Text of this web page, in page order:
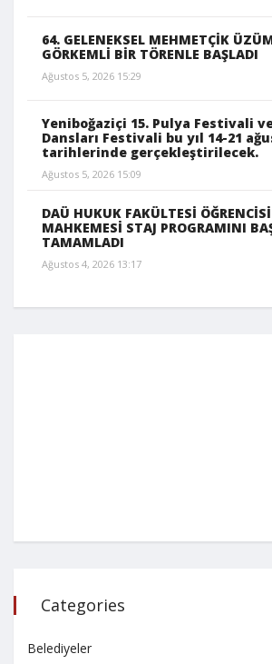
64. GELENEKSEL MEHMETÇİK
GÖRKEMLİ BİR TÖRENLE BAŞLADI
Ağustos 5, 2026 15:29
Yeniboğaziçi 15. Pulya Festivali
Dansları Festivali bu yıl 14-21
tarihlerinde gerçekleştirilecek.
Ağustos 5, 2026 15:09
DAÜ HUKUK FAKÜLTESİ
MAHKEMESİ STAJ PROGRAMINI
TAMAMLADI
Ağustos 4, 2026 13:17
Categories
Belediyeler